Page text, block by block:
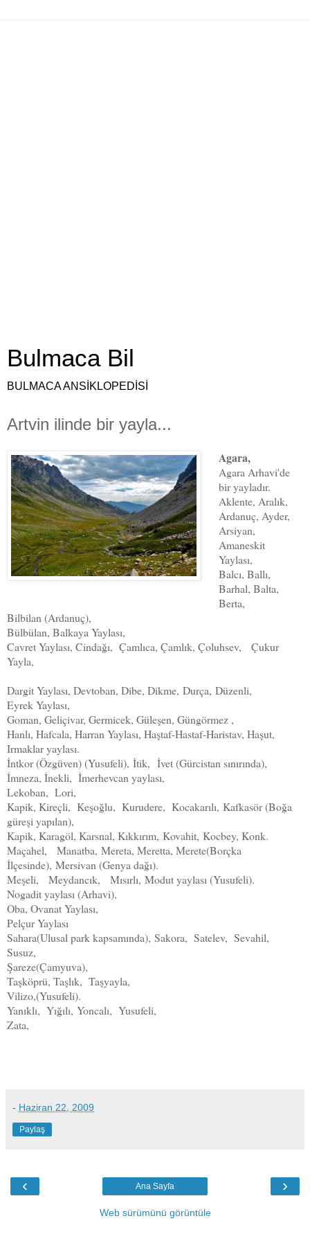
Bulmaca Bil
BULMACA ANSİKLOPEDİSİ
Artvin ilinde bir yayla...
Agara,
Agara Arhavi'de
bir yayladır.
Aklente, Aralık,
Ardanuç, Ayder,
Arsiyan,
Amaneskit
Yaylası,
Balcı, Ballı,
Barhal, Balta,
Berta,
Bilbilan (Ardanuç),
Bülbülan, Balkaya Yaylası,
Cavret Yaylası, Cindağı, Çamlıca, Çamlık, Çoluhsev, Çukur
Yayla,
Dargit Yaylası, Devtoban, Dibe, Dikme, Durça, Düzenli,
Eyrek Yaylası,
Goman, Geliçivar, Germicek, Güleşen, Güngörmez ,
Hanlı, Hafcala, Harran Yaylası, Haştaf-Hastaf-Haristav, Haşut,
Irmaklar yaylası.
İntkor (Özgüven) (Yusufeli), İtik, İvet (Gürcistan sınırında),
İmneza, İnekli, İmerhevcan yaylası,
Lekoban, Lori,
Kapik, Kireçli, Keşoğlu, Kurudere, Kocakarılı, Kafkasör (Boğa
güreşi yapılan),
Kapik, Karagöl, Karsnal, Kıkkırım, Kovahit, Kocbey, Konk.
Maçahel, Manatba, Mereta, Meretta, Merete(Borçka
İlçesinde), Mersivan (Genya dağı).
Meşeli, Meydancık, Mısırlı, Modut yaylası (Yusufeli).
Nogadit yaylası (Arhavi),
Oba, Ovanat Yaylası,
Pelçur Yaylası
Sahara(Ulusal park kapsamında), Sakora, Satelev, Sevahil,
Susuz,
Şareze(Çamyuva),
Taşköprü, Taşlık, Taşyayla,
Vilizo,(Yusufeli).
Yanıklı, Yığılı, Yoncalı, Yusufeli,
Zata,
- Haziran 22, 2009
Paylaş
‹ ›
Ana Sayfa
Web sürümünü görüntüle